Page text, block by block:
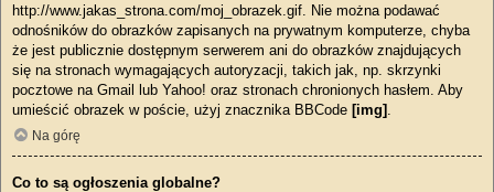
http://www.jakas_strona.com/moj_obrazek.gif. Nie można podawać
odnośników do obrazków zapisanych na prywatnym komputerze, chyba
że jest publicznie dostępnym serwerem ani do obrazków znajdujących
się na stronach wymagających autoryzacji, takich jak, np. skrzynki
pocztowe na Gmail lub Yahoo! oraz stronach chronionych hasłem. Aby
umieścić obrazek w poście, użyj znacznika BBCode [img]
Na górę
Co to są ogłoszenia globalne?